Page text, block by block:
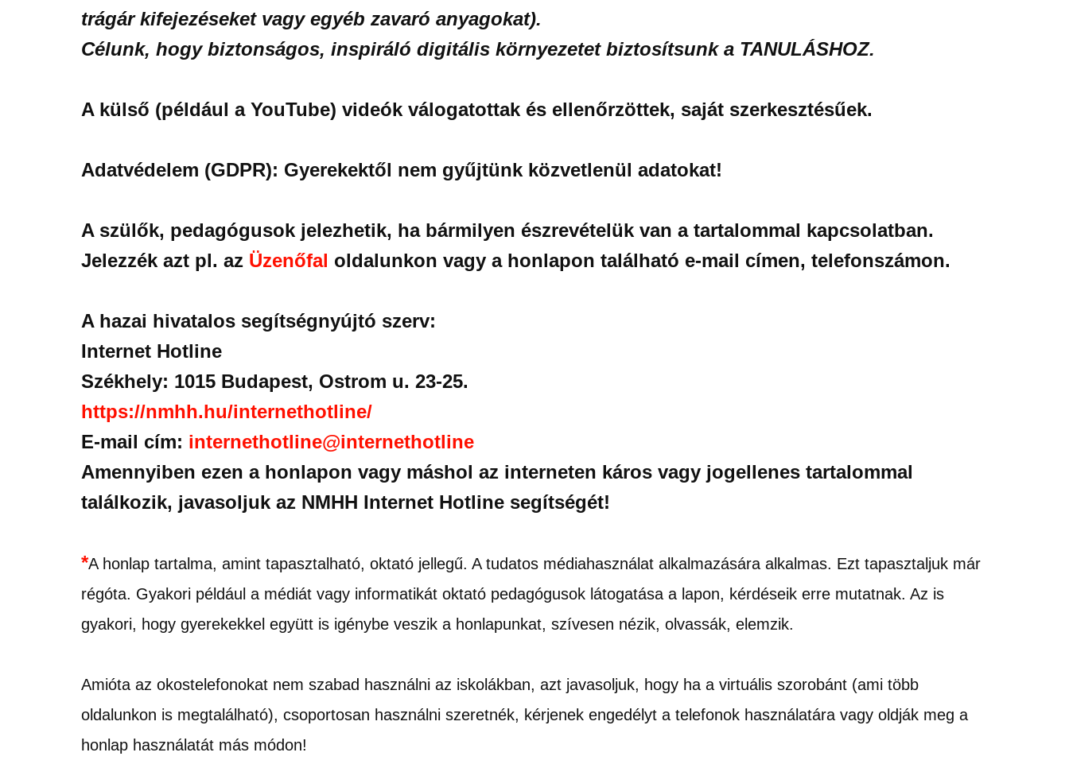
trágár kifejezéseket vagy egyéb zavaró anyagokat).
Célunk, hogy biztonságos, inspiráló digitális környezetet biztosítsunk a TANULÁSHOZ.
A külső (például a YouTube) videók válogatottak és ellenőrzöttek, saját szerkesztésűek.
Adatvédelem (GDPR): Gyerekektől nem gyűjtünk közvetlenül adatokat!
A szülők, pedagógusok jelezhetik, ha bármilyen észrevételük van a tartalommal kapcsolatban.
Jelezzék azt pl. az Üzenőfal oldalunkon vagy a honlapon található e-mail címen, telefonszámon.
A hazai hivatalos segítségnyújtó szerv:
Internet Hotline
Székhely: 1015 Budapest, Ostrom u. 23-25.
https://nmhh.hu/internethotline/
E-mail cím: internethotline@internethotline
Amennyiben ezen a honlapon vagy máshol az interneten káros vagy jogellenes tartalommal
találkozik, javasoljuk az NMHH Internet Hotline segítségét!
*A honlap tartalma, amint tapasztalható, oktató jellegű. A tudatos médiahasználat alkalmazására alkalmas. Ezt tapasztaljuk már
régóta. Gyakori például a médiát vagy informatikát oktató pedagógusok látogatása a lapon, kérdéseik erre mutatnak. Az is
gyakori, hogy gyerekekkel együtt is igénybe veszik a honlapunkat, szívesen nézik, olvassák, elemzik.
Amióta az okostelefonokat nem szabad használni az iskolákban, azt javasoljuk, hogy ha a virtuális szorobánt (ami több
oldalunkon is megtalálható), csoportosan használni szeretnék, kérjenek engedélyt a telefonok használatára vagy oldják meg a
honlap használatát más módon!